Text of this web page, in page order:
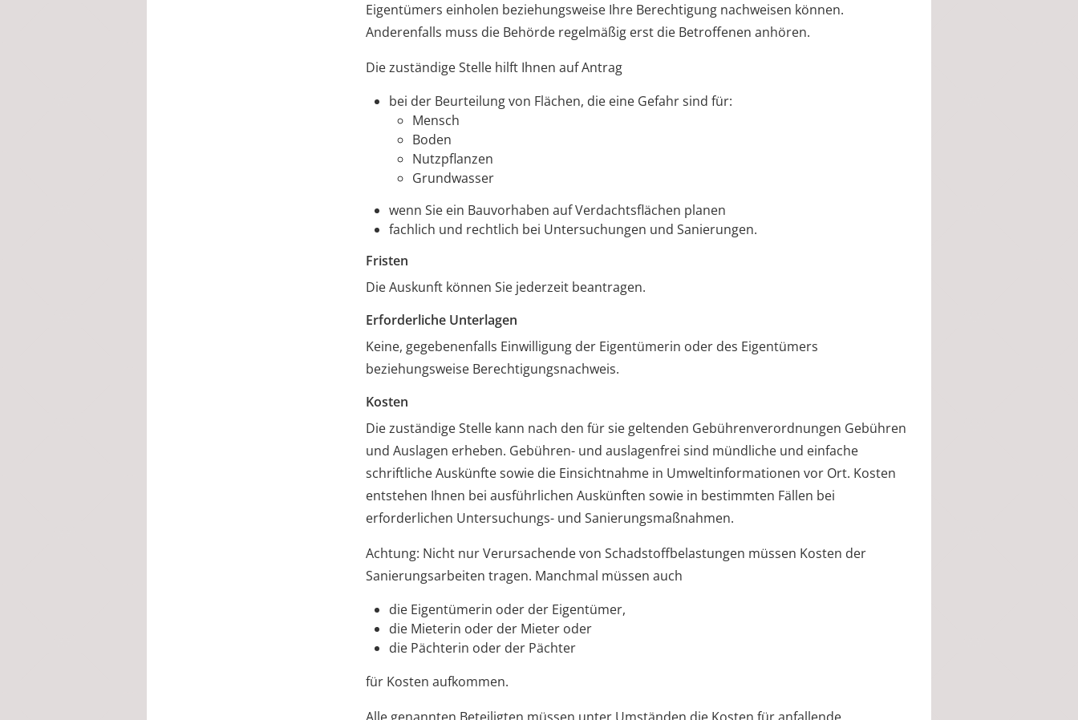
Eigentümers einholen beziehungsweise Ihre Berechtigung nachweisen können.
Anderenfalls muss die Behörde regelmäßig erst die Betroffenen anhören.
Die zuständige Stelle hilft Ihnen auf Antrag
bei der Beurteilung von Flächen, die eine Gefahr sind für:
Mensch
Boden
Nutzpflanzen
Grundwasser
wenn Sie ein Bauvorhaben auf Verdachtsflächen planen
fachlich und rechtlich bei Untersuchungen und Sanierungen.
Fristen
Die Auskunft können Sie jederzeit beantragen.
Erforderliche Unterlagen
Keine, gegebenenfalls Einwilligung der Eigentümerin oder des Eigentümers
beziehungsweise Berechtigungsnachweis.
Kosten
Die zuständige Stelle kann nach den für sie geltenden Gebührenverordnungen Gebühren
und Auslagen erheben. Gebühren- und auslagenfrei sind mündliche und einfache
schriftliche Auskünfte sowie die Einsichtnahme in Umweltinformationen vor Ort. Kosten
entstehen Ihnen bei ausführlichen Auskünften sowie in bestimmten Fällen bei
erforderlichen Untersuchungs- und Sanierungsmaßnahmen.
Achtung: Nicht nur Verursachende von Schadstoffbelastungen müssen Kosten der
Sanierungsarbeiten tragen. Manchmal müssen auch
die Eigentümerin oder der Eigentümer,
die Mieterin oder der Mieter oder
die Pächterin oder der Pächter
für Kosten aufkommen.